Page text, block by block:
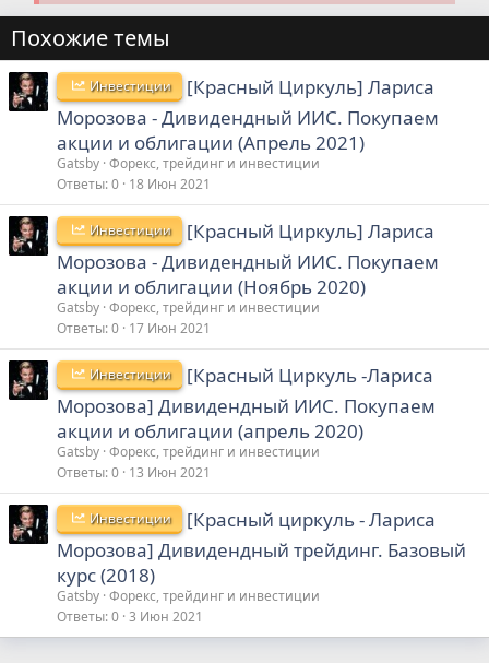
Похожие темы
Инвестиции
[Красный Циркуль] Лариса
Морозова - Дивидендный ИИС. Покупаем
акции и облигации (Апрель 2021)
Gatsby Форекс, трейдинг и инвестиции
Ответы 0 18 Июн 2021
Инвестиции
[Красный Циркуль] Лариса
Морозова - Дивидендный ИИС. Покупаем
акции и облигации (Ноябрь 2020)
Gatsby Форекс, трейдинг и инвестиции
Ответы 0 17 Июн 2021
Инвестиции
[Красный Циркуль -Лариса
Морозова] Дивидендный ИИС. Покупаем
акции и облигации (апрель 2020)
Gatsby Форекс, трейдинг и инвестиции
Ответы 0 13 Июн 2021
Инвестиции
[Красный циркуль - Лариса
Морозова] Дивидендный трейдинг. Базовый
курс (2018)
Gatsby Форекс, трейдинг и инвестиции
Ответы 0 3 Июн 2021